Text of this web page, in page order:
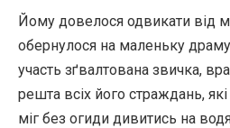
Йому довелося одвикати від
обернулося на маленьку драму
участь зґвалтована звичка,
решта всіх його страждань,
міг без огиди дивитись на